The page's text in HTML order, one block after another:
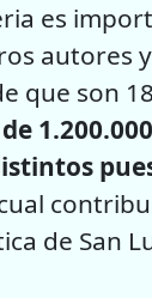
es
autores
que son
de San